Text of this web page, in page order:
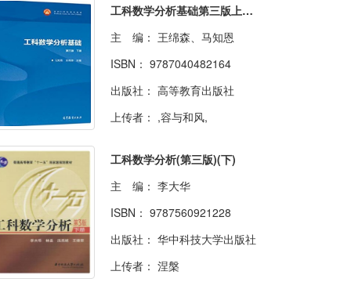
工科数学分析基础第三版上下册
主 编： 王绵森、马知恩
ISBN： 9787040482164
出版社： 高等教育出版社
上传者： ,容与和风,
工科数学分析(第三版)(下)
主 编： 李大华
ISBN： 9787560921228
出版社： 华中科技大学出版社
上传者： 涅槃